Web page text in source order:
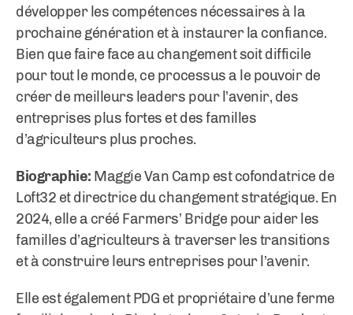
développer les compétences nécessaires à la
prochaine génération et à instaurer la confiance.
Bien que faire face au changement soit difficile
pour tout le monde, ce processus a le pouvoir de
créer de meilleurs leaders pour l’avenir, des
entreprises plus fortes et des familles
d’agriculteurs plus proches.
Biographie: Maggie Van Camp est cofondatrice de
Loft32 et directrice du changement stratégique. En
2024, elle a créé Farmers’ Bridge pour aider les
familles d’agriculteurs à traverser les transitions
et à construire leurs entreprises pour l’avenir.
Elle est également PDG et propriétaire d’une ferme